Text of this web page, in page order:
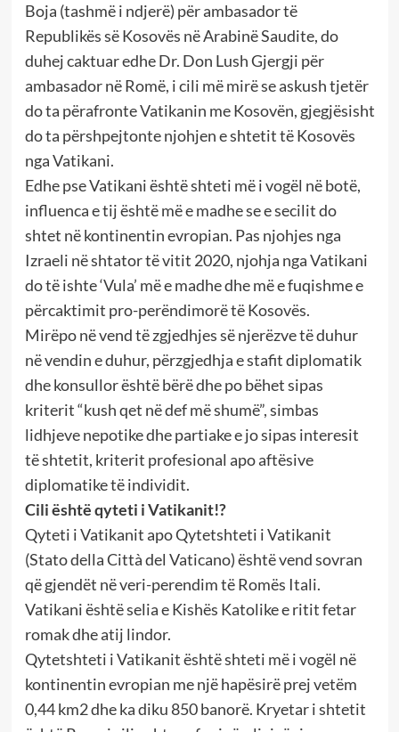
Boja (tashmë i ndjerë) për ambasador të
Republikës së Kosovës në Arabinë Saudite, do
duhej caktuar edhe Dr. Don Lush Gjergji për
ambasador në Romë, i cili më mirë se askush tjetër
do ta përafronte Vatikanin me Kosovën, gjegjësisht
do ta përshpejtonte njohjen e shtetit të Kosovës
nga Vatikani.
Edhe pse Vatikani është shteti më i vogël në botë,
influenca e tij është më e madhe se e secilit do
shtet në kontinentin evropian. Pas njohjes nga
Izraeli në shtator të vitit 2020, njohja nga Vatikani
do të ishte ‘Vula’ më e madhe dhe më e fuqishme e
përcaktimit pro-perëndimorë të Kosovës.
Mirëpo në vend të zgjedhjes së njerëzve të duhur
në vendin e duhur, përzgjedhja e stafit diplomatik
dhe konsullor është bërë dhe po bëhet sipas
kriterit “kush qet në def më shumë”, simbas
lidhjeve nepotike dhe partiake e jo sipas interesit
të shtetit, kriterit profesional apo aftësive
diplomatike të individit.
Cili është qyteti i Vatikanit!?
Qyteti i Vatikanit apo Qytetshteti i Vatikanit
(Stato della Città del Vaticano) është vend sovran
që gjendët në veri-perendim të Romës Itali.
Vatikani është selia e Kishës Katolike e ritit fetar
romak dhe atij lindor.
Qytetshteti i Vatikanit është shteti më i vogël në
kontinentin evropian me një hapësirë prej vetëm
0,44 km2 dhe ka diku 850 banorë. Kryetar i shtetit